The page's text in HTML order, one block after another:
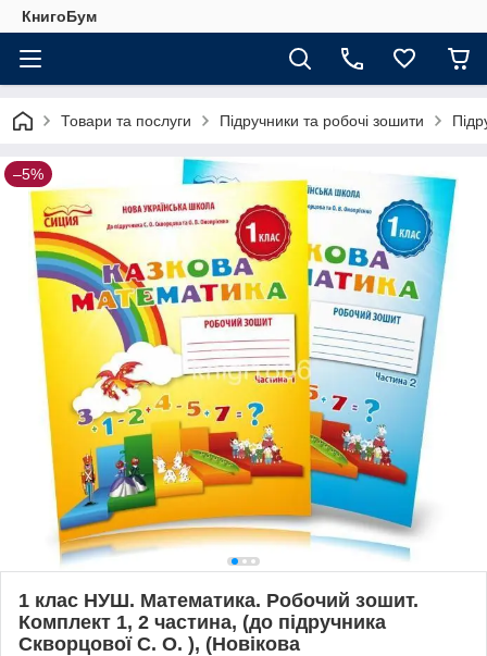
КнигоБум
Товари та послуги Підручники та робочі зошити
–5%
1 клас НУШ. Математика. Робочий зошит.
Комплект 1, 2 частина, (до підручника
Скворцової С. О. ), (Новікова